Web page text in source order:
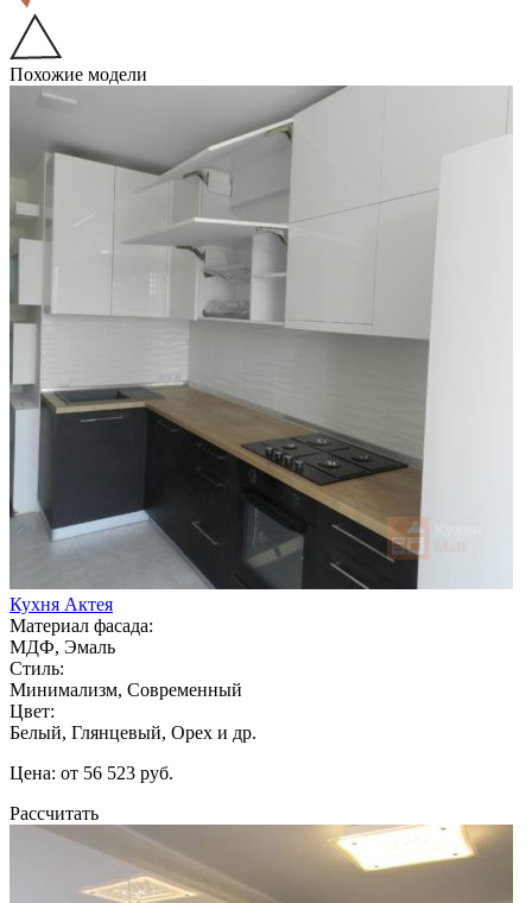
Похожие модели
Кухня Актея
Материал фасада:
МДФ, Эмаль
Стиль:
Минимализм, Современный
Цвет:
Белый, Глянцевый, Орех и др.
Цена: от 56 523 руб.
Рассчитать